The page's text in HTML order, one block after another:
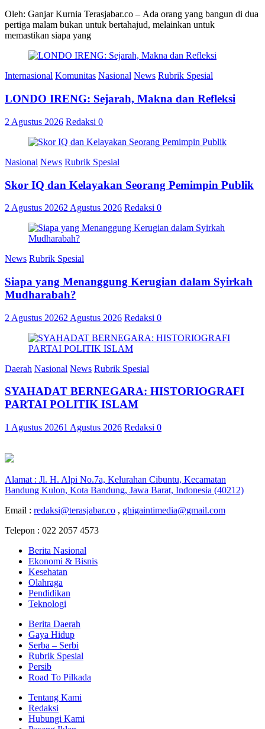
Oleh: Ganjar Kurnia Terasjabar.co – Ada orang yang bangun di dua
pertiga malam bukan untuk bertahajud, melainkan untuk
memastikan siapa yang
Internasional Komunitas Nasional News Rubrik Spesial
LONDO IRENG: Sejarah, Makna dan Refleksi
2 Agustus 2026 Redaksi 0
Nasional News Rubrik Spesial
Skor IQ dan Kelayakan Seorang Pemimpin Publik
2 Agustus 20262 Agustus 2026 Redaksi 0
News Rubrik Spesial
Siapa yang Menanggung Kerugian dalam Syirkah
Mudharabah?
2 Agustus 20262 Agustus 2026 Redaksi 0
Daerah Nasional News Rubrik Spesial
SYAHADAT BERNEGARA: HISTORIOGRAFI
PARTAI POLITIK ISLAM
1 Agustus 20261 Agustus 2026 Redaksi 0
Alamat : Jl. H. Alpi No.7a, Kelurahan Cibuntu, Kecamatan
Bandung Kulon, Kota Bandung, Jawa Barat, Indonesia (40212)
Email : redaksi@terasjabar.co , ghigaintimedia@gmail.com
Telepon : 022 2057 4573
Berita Nasional
Ekonomi & Bisnis
Kesehatan
Olahraga
Pendidikan
Teknologi
Berita Daerah
Gaya Hidup
Serba – Serbi
Rubrik Spesial
Persib
Road To Pilkada
Tentang Kami
Redaksi
Hubungi Kami